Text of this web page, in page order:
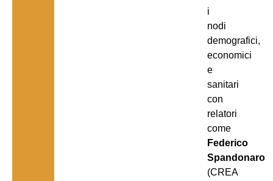
i
nodi
demografici,
economici
e
sanitari
con
relatori
come
Federico
Spandonaro
(CREA